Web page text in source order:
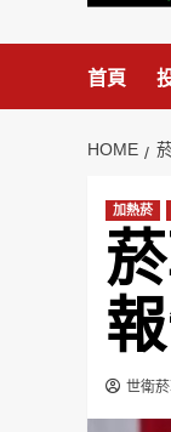
首頁
HOME
加熱菸
世衛